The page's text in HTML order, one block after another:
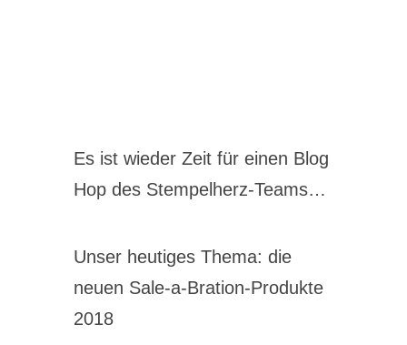
Es ist wieder Zeit für einen Blog
Hop des Stempelherz-Teams…
Unser heutiges Thema: die
neuen Sale-a-Bration-Produkte
2018